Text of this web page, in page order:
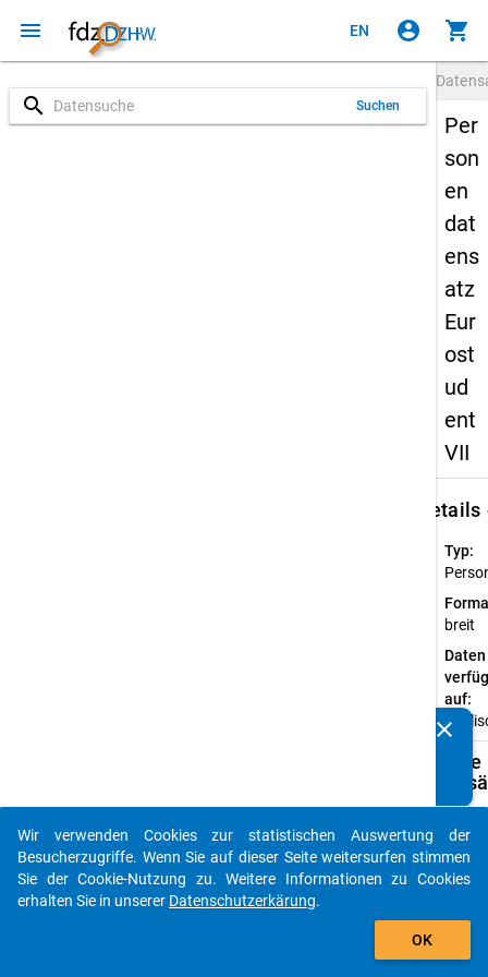
menu EN account_circle shopping_cart
search Suchen
Per
son
en
dat
ens
atz
Eur
ost
ud
ent
VII
Details
Typ:
breit
Daten
auf:
Verfügbare
clear
auto_stories
add_shopping_cart
Wir verwenden Cookies zur statistischen Auswertung der
Besucherzugriffe. Wenn Sie auf dieser Seite weitersurfen stimmen
Sie der Cookie-Nutzung zu. Weitere Informationen zu Cookies
erhalten Sie in unserer Datenschutzerkärung.
OK